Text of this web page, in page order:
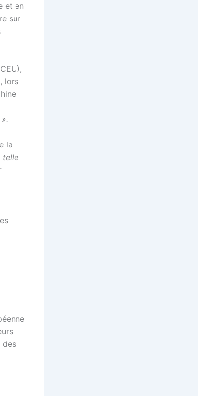
et en
sur
lors
la
telle
des